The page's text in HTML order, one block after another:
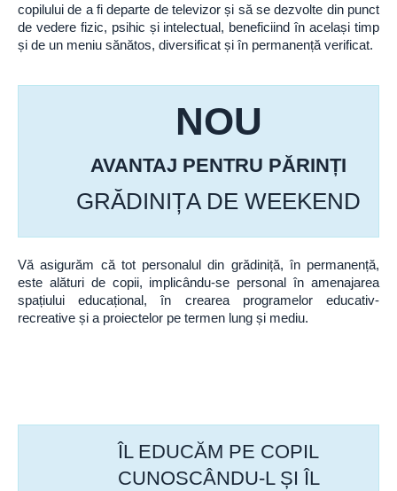
copilului de a fi departe de televizor și să se dezvolte din punct
de vedere fizic, psihic și intelectual, beneficiind în același timp
și de un meniu sănătos, diversificat și în permanență verificat.
NOU
AVANTAJ PENTRU PĂRINȚI
GRĂDINIȚA DE WEEKEND
Vă asigurăm că tot personalul din grădiniță, în permanență,
este alături de copii, implicându-se personal în amenajarea
spațiului educațional, în crearea programelor educativ-
recreative și a proiectelor pe termen lung și mediu.
ÎL EDUCĂM PE COPIL
CUNOSCÂNDU-L ȘI ÎL